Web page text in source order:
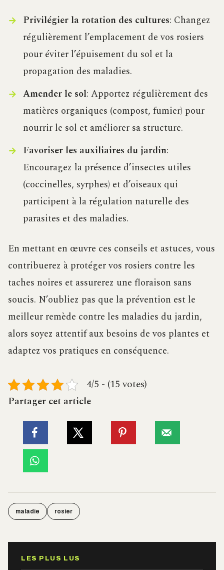
Privilégier la rotation des cultures: Changez
régulièrement l’emplacement de vos rosiers
pour éviter l’épuisement du sol et la
propagation des maladies.
Amender le sol: Apportez régulièrement des
matières organiques (compost, fumier) pour
nourrir le sol et améliorer sa structure.
Favoriser les auxiliaires du jardin:
Encouragez la présence d’insectes utiles
(coccinelles, syrphes) et d’oiseaux qui
participent à la régulation naturelle des
parasites et des maladies.
En mettant en œuvre ces conseils et astuces, vous
contribuerez à protéger vos rosiers contre les
taches noires et assurerez une floraison sans
soucis. N’oubliez pas que la prévention est le
meilleur remède contre les maladies du jardin,
alors soyez attentif aux besoins de vos plantes et
adaptez vos pratiques en conséquence.
4/5 - (15 votes)
Partager cet article
maladie rosier
LES PLUS LUS